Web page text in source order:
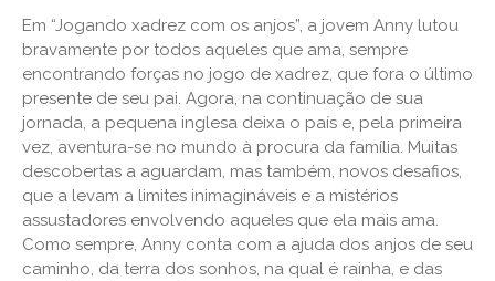
Em “Jogando xadrez com os anjos”, a jovem Anny lutou
bravamente por todos aqueles que ama, sempre
encontrando forças no jogo de xadrez, que fora o último
presente de seu pai. Agora, na continuação de sua
jornada, a pequena inglesa deixa o país e, pela primeira
vez, aventura-se no mundo à procura da família. Muitas
descobertas a aguardam, mas também, novos desafios,
que a levam a limites inimagináveis e a mistérios
assustadores envolvendo aqueles que ela mais ama.
Como sempre, Anny conta com a ajuda dos anjos de seu
caminho, da terra dos sonhos, na qual é rainha, e das